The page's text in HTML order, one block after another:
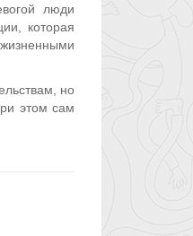
люди
которая
но
этом сам